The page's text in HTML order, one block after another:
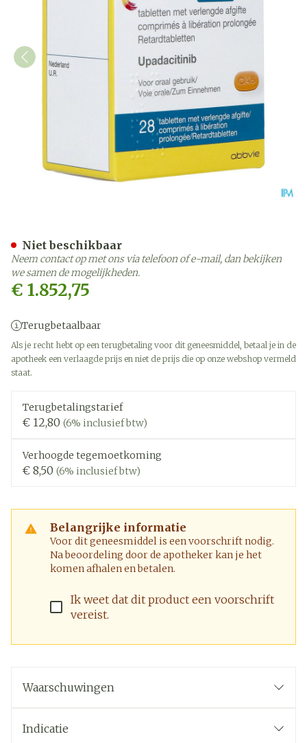
€ 1.852,75
Terugbetaalbaar
Als je recht hebt op een terugbetaling voor dit geneesmiddel, betaal je in de
apotheek een verlaagde prijs en niet de prijs die op onze webshop vermeld
staat.
Terugbetalingstarief
€ 12,80 (6% inclusief btw)
Verhoogde tegemoetkoming
€ 8,50 (6% inclusief btw)
Belangrijke informatie
Voor dit geneesmiddel is een voorschrift nodig.
Na beoordeling door de apotheker kan je het
komen afhalen en betalen.
Ik weet dat dit product een voorschrift
vereist.
Niet beschikbaar
Neem contact op met ons via telefoon of e-mail, dan bekijken
we samen de mogelijkheden.
Waarschuwingen
Indicatie